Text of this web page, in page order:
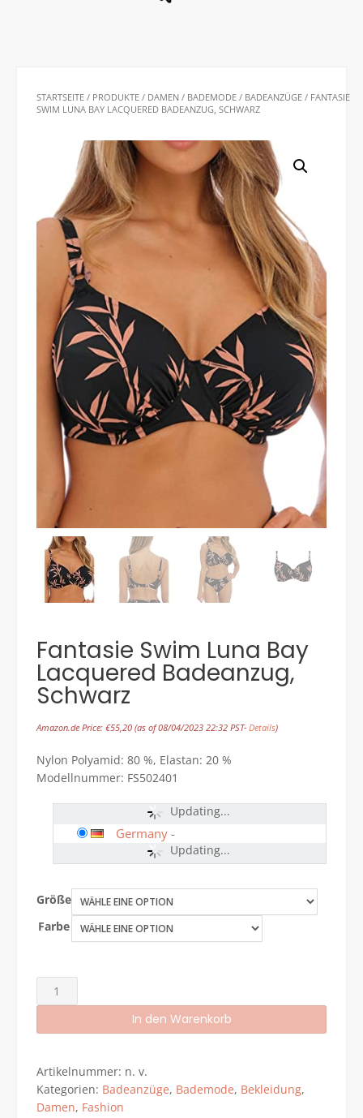
STARTSEITE / PRODUKTE / DAMEN / BADEMODE / BADEANZÜGE / FANTASIE
SWIM LUNA BAY LACQUERED BADEANZUG, SCHWARZ
Fantasie Swim Luna Bay
Lacquered Badeanzug,
Schwarz
Amazon.de Price: €55,20 (as of 08/04/2023 22:32 PST- Details)
Nylon Polyamid: 80 %, Elastan: 20 %
Modellnummer: FS502401
Updating...
Updating...
Germany -
Größe
Farbe
Fantasie
Swim
Bay
Badeanzug,
Schwarz
Menge
In den Warenkorb
Artikelnummer: n. v.
Kategorien: Badeanzüge, Bademode, Bekleidung,
Damen, Fashion